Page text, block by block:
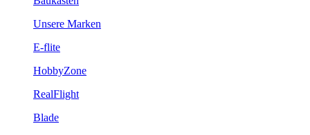
Unsere Marken
E-flite
HobbyZone
RealFlight
Blade